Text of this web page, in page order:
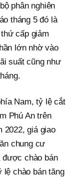
phân nghiên
tháng 5 đó là
cấp giảm
lớn nhờ vào
suất cũng như
Nam, tỷ lệ cắt
Phú An trên
2022, giá giao
chung cư
được chào bán
lệ chào bán tăng